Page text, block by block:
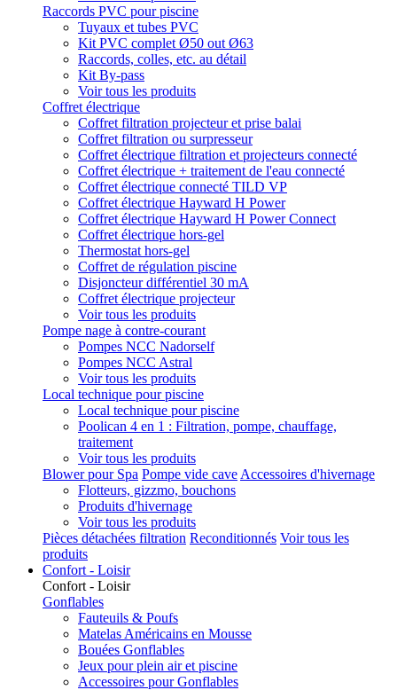
Raccords PVC pour piscine
Tuyaux et tubes PVC
Kit PVC complet Ø50 out Ø63
Raccords, colles, etc. au détail
Kit By-pass
Voir tous les produits
Coffret électrique
Coffret filtration projecteur et prise balai
Coffret filtration ou surpresseur
Coffret électrique filtration et projecteurs connecté
Coffret électrique + traitement de l'eau connecté
Coffret électrique connecté TILD VP
Coffret électrique Hayward H Power
Coffret électrique Hayward H Power Connect
Coffret électrique hors-gel
Thermostat hors-gel
Coffret de régulation piscine
Disjoncteur différentiel 30 mA
Coffret électrique projecteur
Voir tous les produits
Pompe nage à contre-courant
Pompes NCC Nadorself
Pompes NCC Astral
Voir tous les produits
Local technique pour piscine
Local technique pour piscine
Poolican 4 en 1 : Filtration, pompe, chauffage,
traitement
Voir tous les produits
Blower pour Spa Pompe vide cave Accessoires d'hivernage
Flotteurs, gizzmo, bouchons
Produits d'hivernage
Voir tous les produits
Pièces détachées filtration Reconditionnés Voir tous les
produits
Confort - Loisir
Confort - Loisir
Gonflables
Fauteuils & Poufs
Matelas Américains en Mousse
Bouées Gonflables
Jeux pour plein air et piscine
Accessoires pour Gonflables